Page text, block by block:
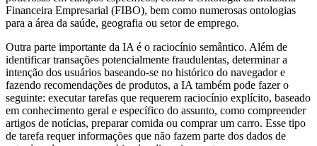
Financeira Empresarial (FIBO), bem como numerosas ontologias
para a área da saúde, geografia ou setor de emprego.
Outra parte importante da IA é o raciocínio semântico. Além de
identificar transações potencialmente fraudulentas, determinar a
intenção dos usuários baseando-se no histórico do navegador e
fazendo recomendações de produtos, a IA também pode fazer o
seguinte: executar tarefas que requerem raciocínio explícito, baseado
em conhecimento geral e específico do assunto, como compreender
artigos de notícias, preparar comida ou comprar um carro. Esse tipo
de tarefa requer informações que não fazem parte dos dados de